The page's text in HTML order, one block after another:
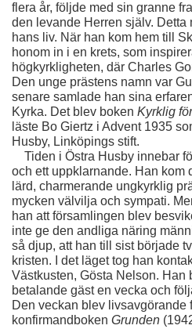
flera år, följde med sin granne
den levande Herren själv. Detta
hans liv. När han kom hem till
honom in i en krets, som
högkyrkligheten, där Charles
Den unge prästens namn var
senare samlade han sina
Kyrka. Det blev boken Kyrklig
läste Bo Giertz i Advent 1935
Husby, Linköpings stift.
Tiden i Östra Husby innebar
och ett uppklarnande. Han kom
lärd, charmerande ungkyrklig
mycken välvilja och sympati.
han att församlingen blev
inte ge den andliga näring
så djup, att han till sist började
kristen. I det läget tog han
Västkusten, Gösta Nelson. Han
betalande gäst en vecka och
Den veckan blev livsavgörande
konfirmandboken Grunden